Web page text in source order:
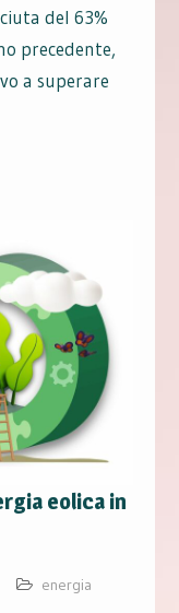
del 63%
precedente,
a superare
eolica in
energia